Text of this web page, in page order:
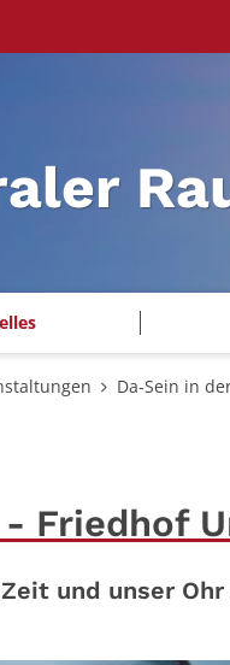
Da-Sein in
- Friedhof
und unser